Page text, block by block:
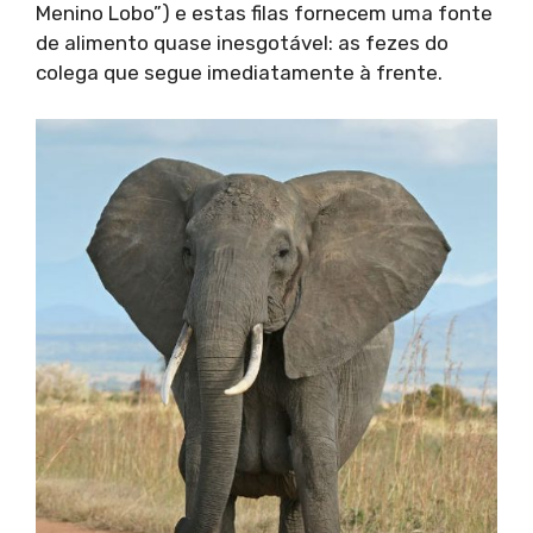
Menino Lobo”) e estas filas fornecem uma fonte
de alimento quase inesgotável: as fezes do
colega que segue imediatamente à frente.